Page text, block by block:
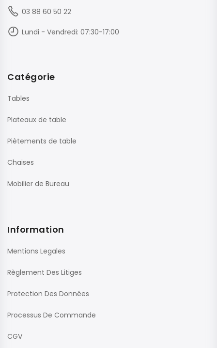
03 88 60 50 22
Lundi - Vendredi: 07:30-17:00
Catégorie
Tables
Plateaux de table
Piètements de table
Chaises
Mobilier de Bureau
Information
Mentions Legales
Règlement Des Litiges
Protection Des Données
Processus De Commande
CGV